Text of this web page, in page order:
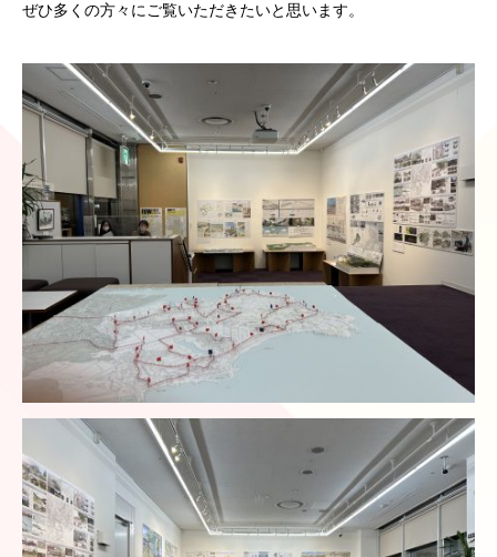
ぜひ多くの方々にご覧いただきたいと思います。